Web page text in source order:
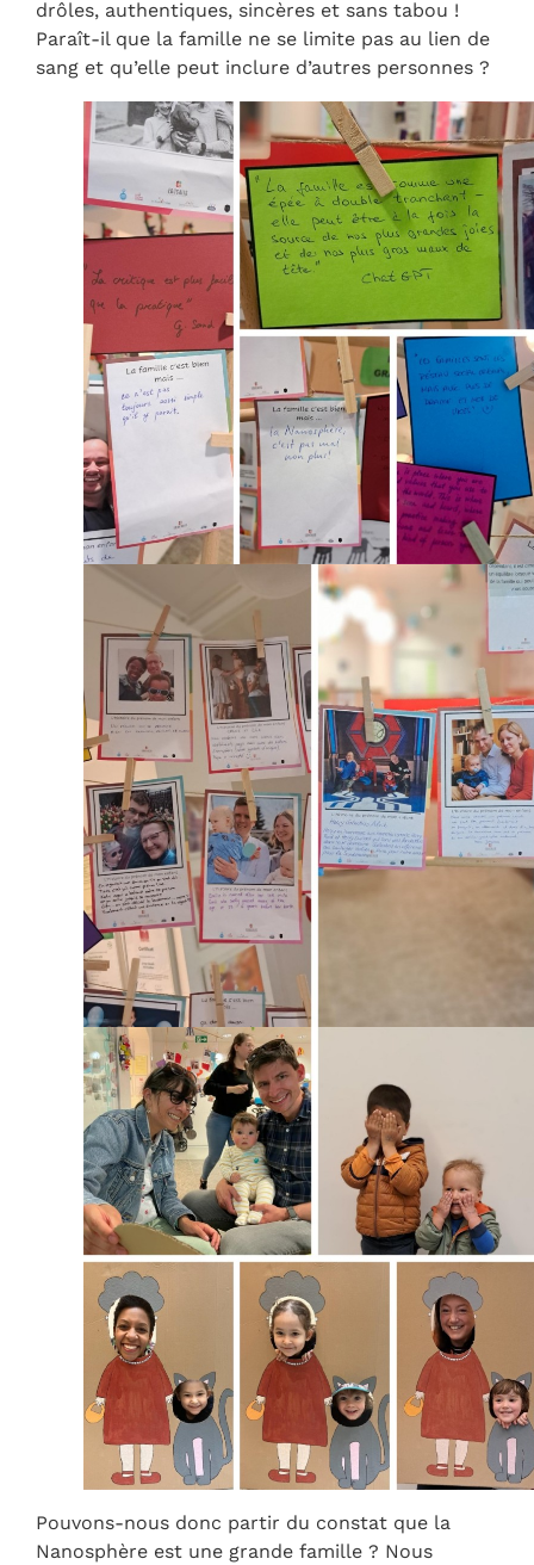
drôles, authentiques, sincères et sans tabou !
Paraît-il que la famille ne se limite pas au lien de
sang et qu’elle peut inclure d’autres personnes ?
Pouvons-nous donc partir du constat que la
Nanosphère est une grande famille ? Nous